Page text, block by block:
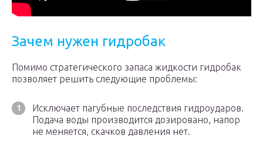
Зачем нужен гидробак
Помимо стратегического запаса жидкости гидробак
позволяет решить следующие проблемы:
Исключает пагубные последствия гидроударов.
Подача воды производится дозировано, напор
не меняется, скачков давления нет.